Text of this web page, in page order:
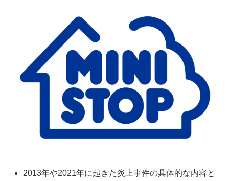
2013年や2021年に起きた炎上事件の具体的な内容と